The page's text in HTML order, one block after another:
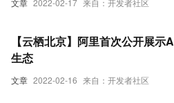
文章 2022-02-17 来自：开发者社区
文章 2022-02-16 来自：开发者社区
【云栖北京】阿里首次公开展
生态